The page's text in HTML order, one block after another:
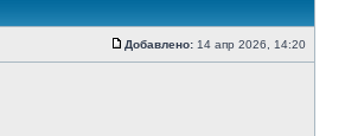
Добавлено: 14 апр 2026, 14:20